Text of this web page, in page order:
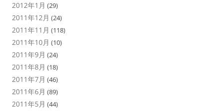
2012年1月 (29)
2011年12月 (24)
2011年11月 (118)
2011年10月 (10)
2011年9月 (24)
2011年8月 (18)
2011年7月 (46)
2011年6月 (89)
2011年5月 (44)